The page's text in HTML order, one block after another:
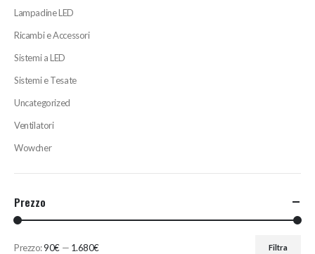
Lampadine LED
Ricambi e Accessori
Sistemi a LED
Sistemi e Tesate
Uncategorized
Ventilatori
Wowcher
Prezzo
Filtra
Prezzo:90€ — 1.680€